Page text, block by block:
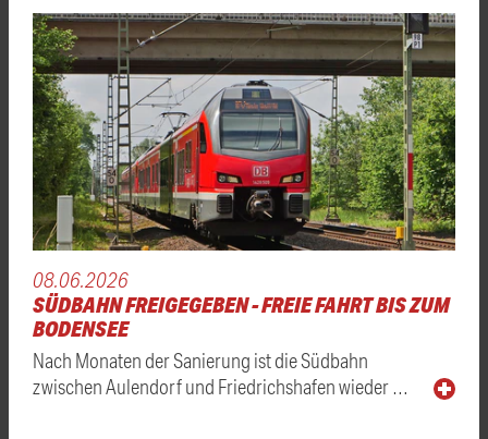
08.06.2026
SÜDBAHN FREIGEGEBEN - FREIE FAHRT BIS ZUM
BODENSEE
Nach Monaten der Sanierung ist die Südbahn
zwischen Aulendorf und Friedrichshafen wieder …